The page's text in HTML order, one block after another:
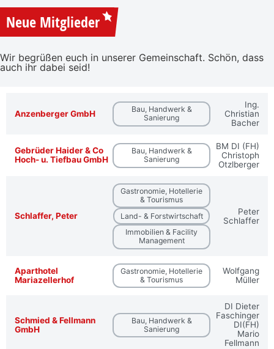
Neue Mitglieder
Wir begrüßen euch in unserer Gemeinschaft. Schön, dass
auch ihr dabei seid!
Anzenberger GmbH
Bau, Handwerk &
Sanierung
Ing.
Christian
Bacher
Gebrüder Haider & Co
Hoch- u. Tiefbau GmbH
Bau, Handwerk &
Sanierung
BM DI (FH)
Christoph
Otzlberger
Schlaffer, Peter
Gastronomie, Hotellerie
& Tourismus
Land- & Forstwirtschaft
Immobilien & Facility
Management
Peter
Schlaffer
Aparthotel
Mariazellerhof
Gastronomie, Hotellerie
& Tourismus
Wolfgang
Müller
Schmied & Fellmann
GmbH
Bau, Handwerk &
Sanierung
DI Dieter
Faschinger
DI(FH)
Mario
Fellmann